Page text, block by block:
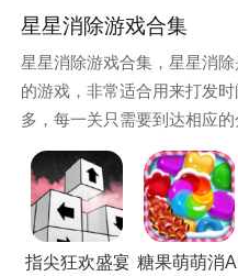
游戏优势
*操作简单易上手，玩家可
戏中和其他玩家交流和互
*游戏亮点在于游戏设计
时就像在玩益智游戏一样
*游戏细节精心设计，每
星星消除游戏合集
星星消除游戏合集，星星消
的游戏，非常适合用来打发
多，每一关只需要到达相应的
指尖狂欢盛宴 糖果萌萌消